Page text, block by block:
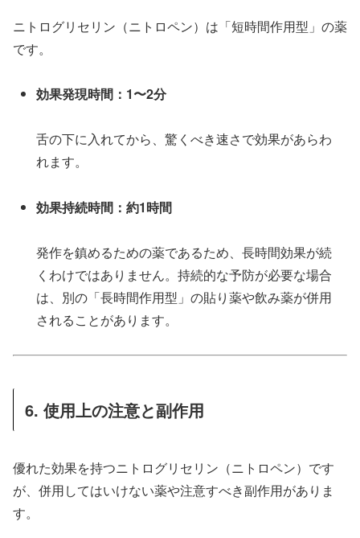
ニトログリセリン（ニトロペン）は「短時間作用型」の薬
です。
効果発現時間：1〜2分
舌の下に入れてから、驚くべき速さで効果があらわ
れます。
効果持続時間：約1時間
発作を鎮めるための薬であるため、長時間効果が続
くわけではありません。持続的な予防が必要な場合
は、別の「長時間作用型」の貼り薬や飲み薬が併用
されることがあります。
6. 使用上の注意と副作用
優れた効果を持つニトログリセリン（ニトロペン）です
が、併用してはいけない薬や注意すべき副作用がありま
す。